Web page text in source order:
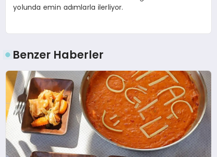
yolunda emin adımlarla ilerliyor.
Benzer Haberler